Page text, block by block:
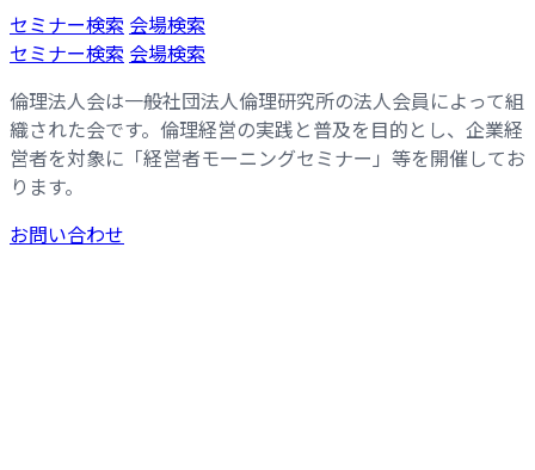
コ
ン
ン
ツ
へ
ス
キ
ッ
ナ
ビ
ー
シ
ョ
ン
に
移
セミナー検索 会場検索
セミナー検索 会場検索
倫理法人会は一般社団法人倫理研究所の法人会員によって組
織された会です。倫理経営の実践と普及を目的とし、企業経
営者を対象に「経営者モーニングセミナー」等を開催してお
ります。
お問い合わせ